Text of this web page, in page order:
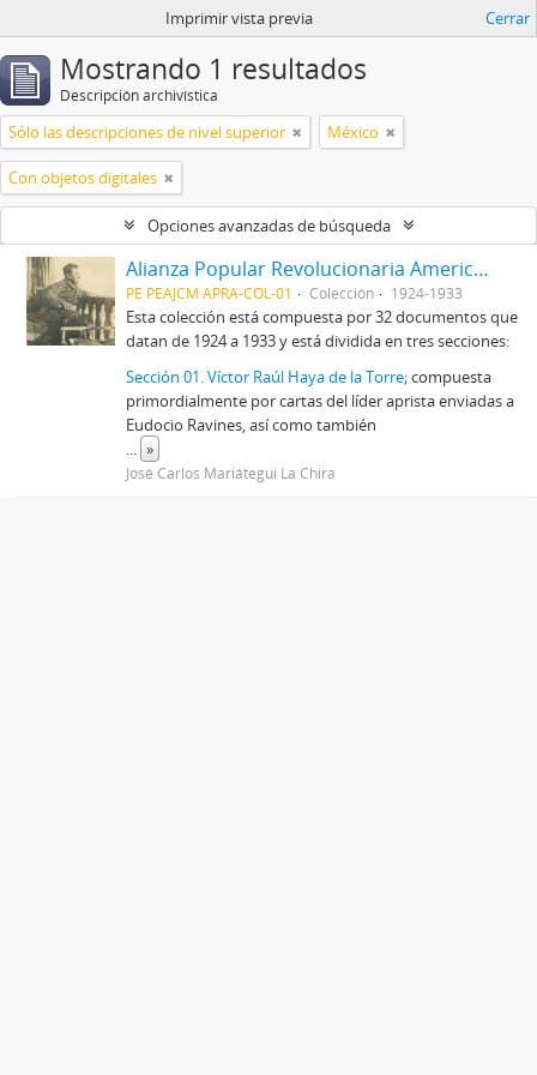
Imprimir vista previa Cerrar
Mostrando 1 resultados
Descripción archivística
Sólo las descripciones de nivel superior México
Con objetos digitales
Opciones avanzadas de búsqueda
Alianza Popular Revolucionaria Americana-APRA (Colección)
PE PEAJCM APRA-COL-01 Colección 1924-1933
Esta colección está compuesta por 32 documentos que
datan de 1924 a 1933 y está dividida en tres secciones:
Sección 01. Víctor Raúl Haya de la Torre; compuesta
primordialmente por cartas del líder aprista enviadas a
Eudocio Ravines, así como también
... »
José Carlos Mariátegui La Chira